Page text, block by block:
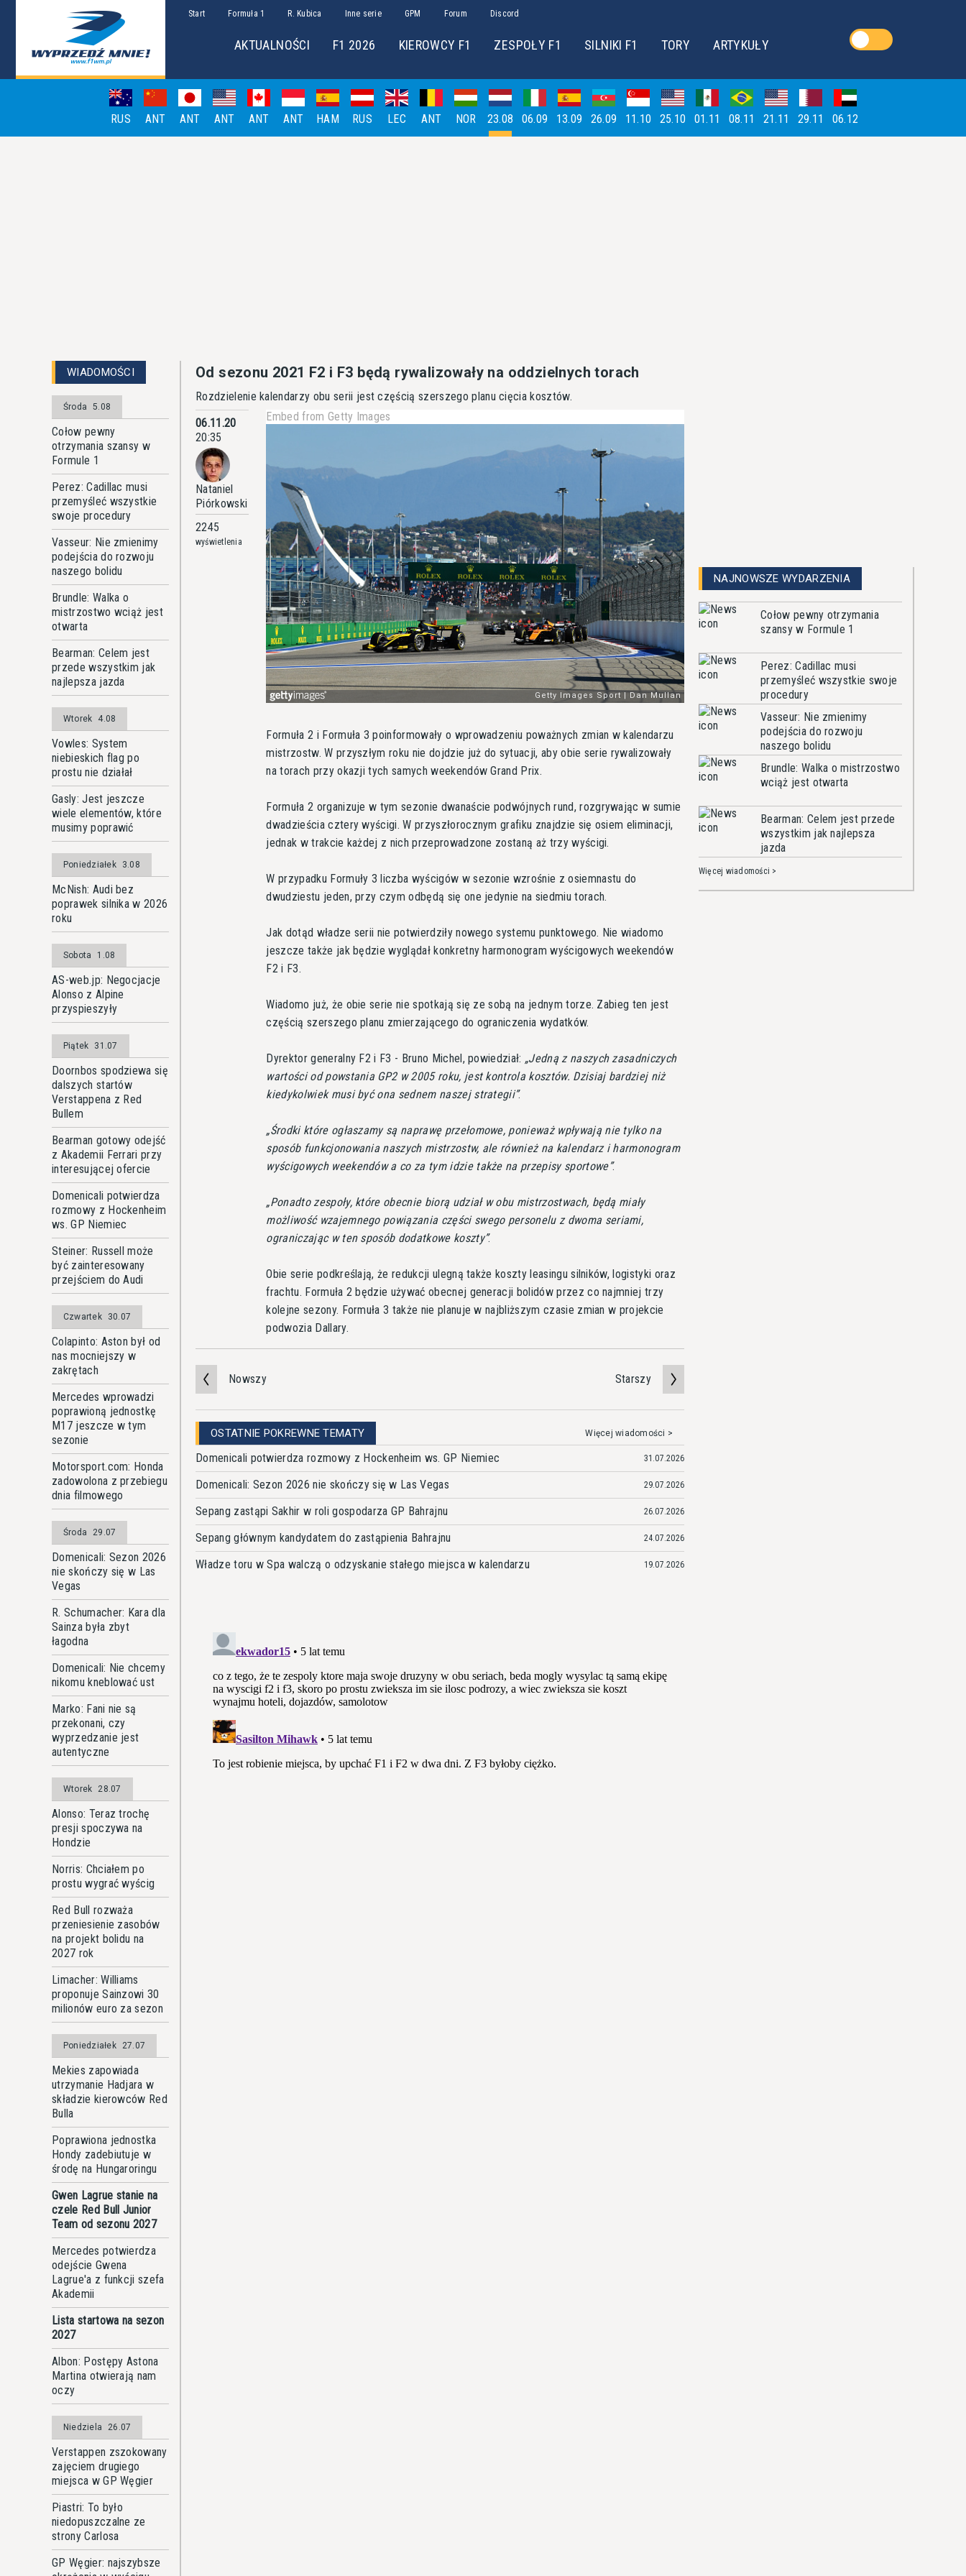
Start Formuła 1 R. Kubica Inne serie GPM Forum Discord
AKTUALNOŚCI F1 2026 KIEROWCY F1 ZESPOŁY F1 SILNIKI F1 TORY ARTYKUŁY
RUS ANT ANT ANT ANT ANT HAM RUS LEC ANT NOR 23.08 06.09 13.09 26.09 11.10 25.10 01.11 08.11 21.11 29.11 06.12
WIADOMOŚCI
Środa 5.08
Cołow pewny
otrzymania szansy w
Formule 1
Perez: Cadillac musi
przemyśleć wszystkie
swoje procedury
Vasseur: Nie zmienimy
podejścia do rozwoju
naszego bolidu
Brundle: Walka o
mistrzostwo wciąż jest
otwarta
Bearman: Celem jest
przede wszystkim jak
najlepsza jazda
Wtorek 4.08
Vowles: System
niebieskich flag po
prostu nie działał
Gasly: Jest jeszcze
wiele elementów, które
musimy poprawić
Poniedziałek 3.08
McNish: Audi bez
poprawek silnika w 2026
roku
Sobota 1.08
AS-web.jp: Negocjacje
Alonso z Alpine
przyspieszyły
Piątek 31.07
Doornbos spodziewa się
dalszych startów
Verstappena z Red
Bullem
Bearman gotowy odejść
z Akademii Ferrari przy
interesującej ofercie
Domenicali potwierdza
rozmowy z Hockenheim
ws. GP Niemiec
Steiner: Russell może
być zainteresowany
przejściem do Audi
Czwartek 30.07
Colapinto: Aston był od
nas mocniejszy w
zakrętach
Mercedes wprowadzi
poprawioną jednostkę
M17 jeszcze w tym
sezonie
Motorsport.com: Honda
zadowolona z przebiegu
dnia filmowego
Środa 29.07
Domenicali: Sezon 2026
nie skończy się w Las
Vegas
R. Schumacher: Kara dla
Sainza była zbyt
łagodna
Domenicali: Nie chcemy
nikomu kneblować ust
Marko: Fani nie są
przekonani, czy
wyprzedzanie jest
autentyczne
Wtorek 28.07
Alonso: Teraz trochę
presji spoczywa na
Hondzie
Norris: Chciałem po
prostu wygrać wyścig
Red Bull rozważa
przeniesienie zasobów
na projekt bolidu na
2027 rok
Limacher: Williams
proponuje Sainzowi 30
milionów euro za sezon
Poniedziałek 27.07
Mekies zapowiada
utrzymanie Hadjara w
składzie kierowców Red
Bulla
Poprawiona jednostka
Hondy zadebiutuje w
środę na Hungaroringu
Gwen Lagrue stanie na
czele Red Bull Junior
Team od sezonu 2027
Mercedes potwierdza
odejście Gwena
Lagrue'a z funkcji szefa
Akademii
Lista startowa na sezon
2027
Albon: Postępy Astona
Martina otwierają nam
oczy
Niedziela 26.07
Verstappen zszokowany
zajęciem drugiego
miejsca w GP Węgier
Piastri: To było
niedopuszczalne ze
strony Carlosa
GP Węgier: najszybsze
Od sezonu 2021 F2 i F3 będą rywalizowały na oddzielnych torach
Rozdzielenie kalendarzy obu serii jest częścią szerszego planu cięcia kosztów.
06.11.20
20:35
Nataniel
Piórkowski
2245
wyświetlenia
Embed from Getty Images
Formuła 2 i Formuła 3 poinformowały o wprowadzeniu poważnych zmian w kalendarzu
mistrzostw. W przyszłym roku nie dojdzie już do sytuacji, aby obie serie rywalizowały
na torach przy okazji tych samych weekendów Grand Prix.
Formuła 2 organizuje w tym sezonie dwanaście podwójnych rund, rozgrywając w sumie
dwadzieścia cztery wyścigi. W przyszłorocznym grafiku znajdzie się osiem eliminacji,
jednak w trakcie każdej z nich przeprowadzone zostaną aż trzy wyścigi.
W przypadku Formuły 3 liczba wyścigów w sezonie wzrośnie z osiemnastu do
dwudziestu jeden, przy czym odbędą się one jedynie na siedmiu torach.
Jak dotąd władze serii nie potwierdziły nowego systemu punktowego. Nie wiadomo
jeszcze także jak będzie wyglądał konkretny harmonogram wyścigowych weekendów
F2 i F3.
Wiadomo już, że obie serie nie spotkają się ze sobą na jednym torze. Zabieg ten jest
częścią szerszego planu zmierzającego do ograniczenia wydatków.
Dyrektor generalny F2 i F3 - Bruno Michel, powiedział:
Jedną z naszych zasadniczych
wartości od powstania GP2 w 2005 roku, jest kontrola kosztów. Dzisiaj bardziej niż
kiedykolwiek musi być ona sednem naszej strategii .
Środki które ogłaszamy są naprawę przełomowe, ponieważ wpływają nie tylko na
sposób funkcjonowania naszych mistrzostw, ale również na kalendarz i harmonogram
wyścigowych weekendów a co za tym idzie także na przepisy sportowe .
Ponadto zespoły, które obecnie biorą udział w obu mistrzostwach, będą miały
możliwość wzajemnego powiązania części swego personelu z dwoma seriami,
ograniczając w ten sposób dodatkowe koszty .
Obie serie podkreślają, że redukcji ulegną także koszty leasingu silników, logistyki oraz
frachtu. Formuła 2 będzie używać obecnej generacji bolidów przez co najmniej trzy
kolejne sezony. Formuła 3 także nie planuje w najbliższym czasie zmian w projekcie
podwozia Dallary.
Nowszy Starszy
OSTATNIE POKREWNE TEMATY Więcej wiadomości >
Domenicali potwierdza rozmowy z Hockenheim ws. GP Niemiec 31.07.2026
Domenicali: Sezon 2026 nie skończy się w Las Vegas 29.07.2026
Sepang zastąpi Sakhir w roli gospodarza GP Bahrajnu 26.07.2026
Sepang głównym kandydatem do zastąpienia Bahrajnu 24.07.2026
Władze toru w Spa walczą o odzyskanie stałego miejsca w kalendarzu 19.07.2026
NAJNOWSZE WYDARZENIA
Cołow pewny otrzymania
szansy w Formule 1
Perez: Cadillac musi
przemyśleć wszystkie swoje
procedury
Vasseur: Nie zmienimy
podejścia do rozwoju
naszego bolidu
Brundle: Walka o mistrzostwo
wciąż jest otwarta
Bearman: Celem jest przede
wszystkim jak najlepsza
jazda
Więcej wiadomości >